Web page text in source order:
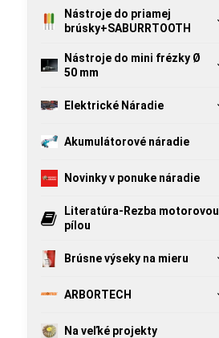
Nástroje do priamej
brúsky+SABURRTOOTH
Nástroje do mini frézky Ø
50 mm
Elektrické Náradie
Akumulátorové náradie
Novinky v ponuke náradie
Literatúra-Rezba motorovou
pílou
Brúsne výseky na mieru
ARBORTECH
Na veľké projekty